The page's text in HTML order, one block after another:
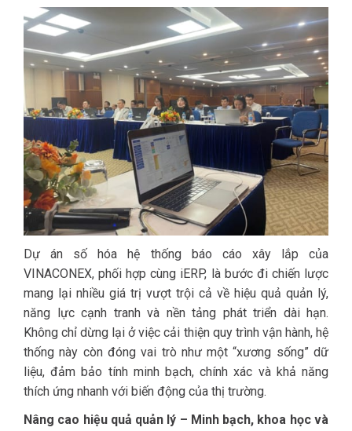
Dự án số hóa hệ thống báo cáo xây lắp của
VINACONEX, phối hợp cùng iERP, là bước đi chiến lược
mang lại nhiều giá trị vượt trội cả về hiệu quả quản lý,
năng lực cạnh tranh và nền tảng phát triển dài hạn.
Không chỉ dừng lại ở việc cải thiện quy trình vận hành, hệ
thống này còn đóng vai trò như một “xương sống” dữ
liệu, đảm bảo tính minh bạch, chính xác và khả năng
thích ứng nhanh với biến động của thị trường.
Nâng cao hiệu quả quản lý – Minh bạch, khoa học và